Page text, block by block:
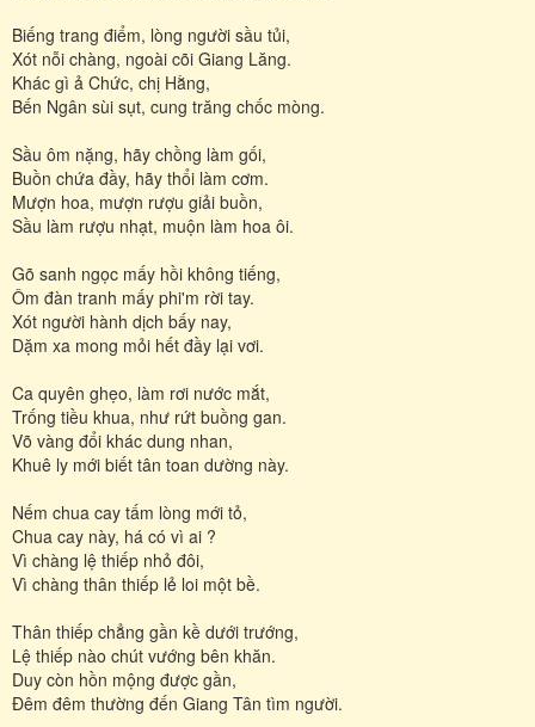
Biếng trang điểm, lòng người sầu tủi,
Xót nỗi chàng, ngoài cõi Giang Lăng.
Khác gì ả Chức, chị Hằng,
Bến Ngân sùi sụt, cung trăng chốc mòng.
Sầu ôm nặng, hãy chồng làm gối,
Buồn chứa đầy, hãy thổi làm cơm.
Mượn hoa, mượn rượu giải buồn,
Sầu làm rượu nhạt, muộn làm hoa ôi.
Gõ sanh ngọc mấy hồi không tiếng,
Ôm đàn tranh mấy phi'm rời tay.
Xót người hành dịch bấy nay,
Dặm xa mong mỏi hết đầy lại vơi.
Ca quyên ghẹo, làm rơi nước mắt,
Trống tiều khua, như rứt buồng gan.
Võ vàng đổi khác dung nhan,
Khuê ly mới biết tân toan dường này.
Nếm chua cay tấm lòng mới tỏ,
Chua cay này, há có vì ai ?
Vì chàng lệ thiếp nhỏ đôi,
Vì chàng thân thiếp lẻ loi một bề.
Thân thiếp chẳng gần kề dưới trướng,
Lệ thiếp nào chút vướng bên khăn.
Duy còn hồn mộng được gần,
Đêm đêm thường đến Giang Tân tìm người.